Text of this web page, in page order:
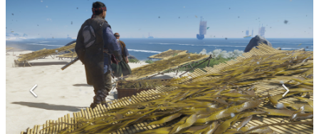
マンガ
女性向け
アプリレビュー
その他